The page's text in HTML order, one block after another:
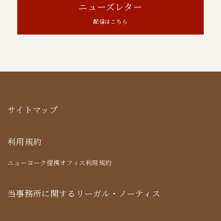
ニューズレター
配信はこちら
サイトマップ
利用規約
ニューヨーク提携オフィス利用規約
当事務所に関するリーガル・ノーティス